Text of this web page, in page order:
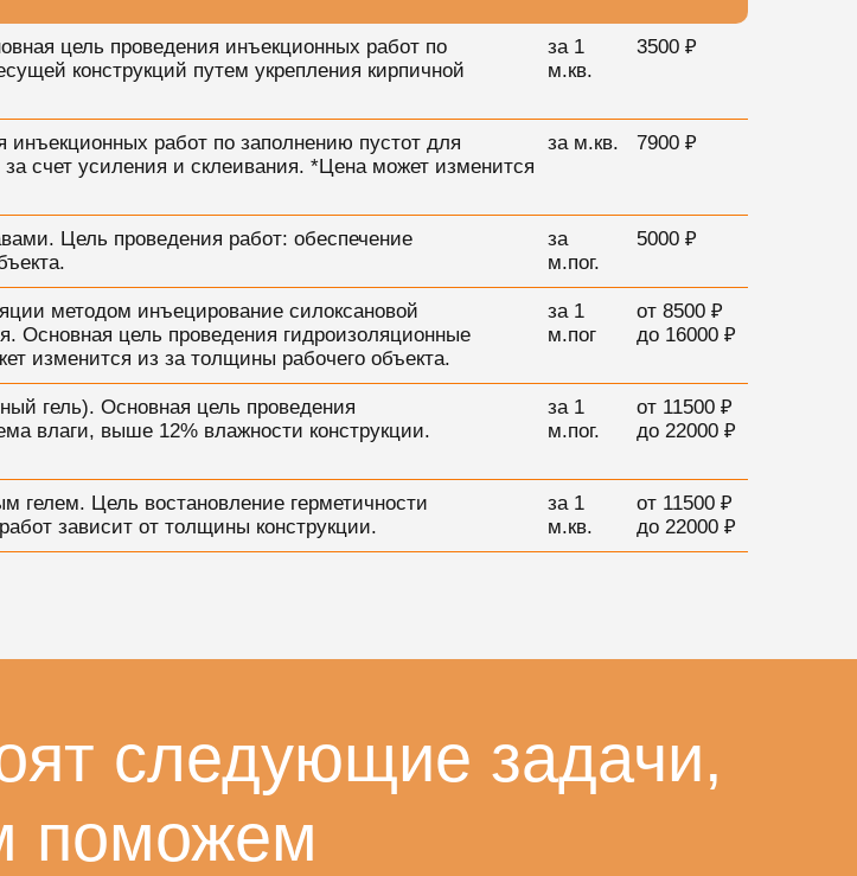
цель проведения инъекционных работ по
конструкций путем укрепления кирпичной
за 1
м.кв.
3500 ₽
работ по заполнению пустот для
счет усиления и склеивания. *Цена может изменится
за м.кв. 7900 ₽
Цель проведения работ: обеспечение
за
м.пог.
5000 ₽
методом инъецирование силоксановой
Основная цель проведения гидроизоляционные
изменится из за толщины рабочего объекта.
за 1
м.пог
от 8500 ₽
до 16000 ₽
гель). Основная цель проведения
влаги, выше 12% влажности конструкции.
за 1
м.пог.
от 11500 ₽
до 22000 ₽
гелем. Цель востановление герметичности
зависит от толщины конструкции.
за 1
м.кв.
от 11500 ₽
до 22000 ₽
следующие задачи,
поможем